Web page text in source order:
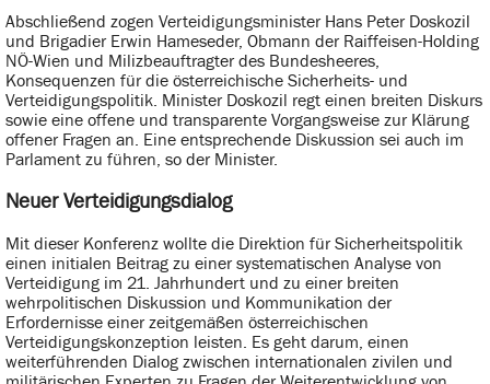
Abschließend zogen Verteidigungsminister Hans Peter Doskozil
und Brigadier Erwin Hameseder, Obmann der Raiffeisen-Holding
NÖ-Wien und Milizbeauftragter des Bundesheeres,
Konsequenzen für die österreichische Sicherheits- und
Verteidigungspolitik. Minister Doskozil regt einen breiten Diskurs
sowie eine offene und transparente Vorgangsweise zur Klärung
offener Fragen an. Eine entsprechende Diskussion sei auch im
Parlament zu führen, so der Minister.
Neuer Verteidigungsdialog
Mit dieser Konferenz wollte die Direktion für Sicherheitspolitik
einen initialen Beitrag zu einer systematischen Analyse von
Verteidigung im 21. Jahrhundert und zu einer breiten
wehrpolitischen Diskussion und Kommunikation der
Erfordernisse einer zeitgemäßen österreichischen
Verteidigungskonzeption leisten. Es geht darum, einen
weiterführenden Dialog zwischen internationalen zivilen und